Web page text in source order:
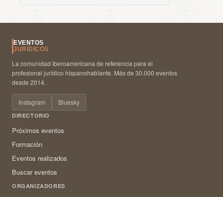
EVENTOS
JURÍDICOS
La comunidad iberoamericana de referencia para el
profesional jurídico hispanohablante. Más de 30.000 eventos
desde 2014.
Instagram Bluesky
DIRECTORIO
Próximos eventos
Formación
Eventos realizados
Buscar eventos
ORGANIZADORES